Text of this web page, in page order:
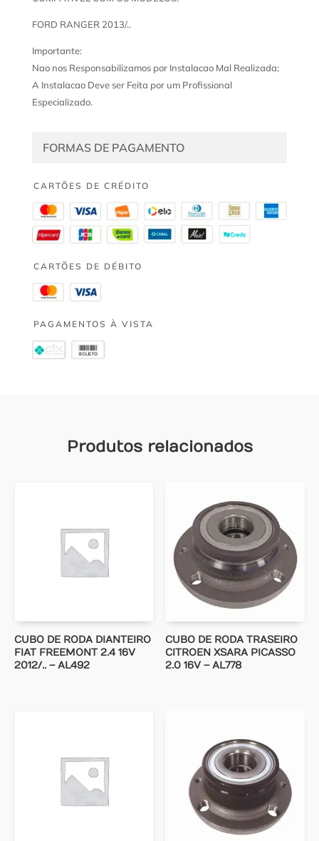
FORD RANGER 2013/..
Importante:
Nao nos Responsabilizamos por Instalacao Mal Realizada;
A Instalacao Deve ser Feita por um Profissional
Especializado.
FORMAS DE PAGAMENTO
CARTÕES DE CRÉDITO
CARTÕES DE DÉBITO
PAGAMENTOS À VISTA
Produtos relacionados
CUBO DE RODA DIANTEIRO
FIAT FREEMONT 2.4 16V
2012/.. – AL492
CUBO DE RODA TRASEIRO
CITROEN XSARA PICASSO
2.0 16V – AL778